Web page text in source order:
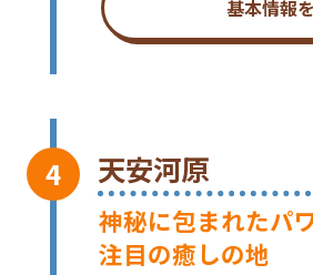
基本情報
天安河原
神秘に包まれたパ
注目の癒しの地